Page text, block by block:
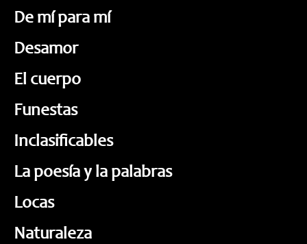
De mí para mí
Desamor
El cuerpo
Funestas
Inclasificables
La poesía y la palabras
Locas
Naturaleza